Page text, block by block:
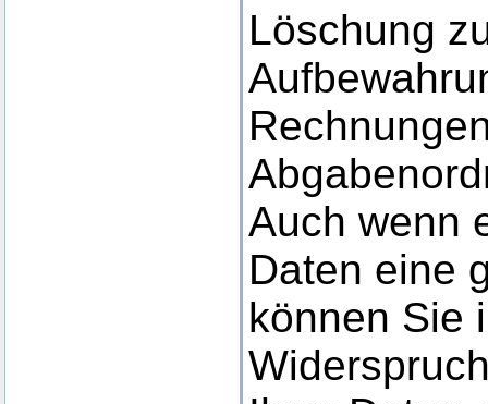
Löschung
Auch wenn
Daten eine
können Sie